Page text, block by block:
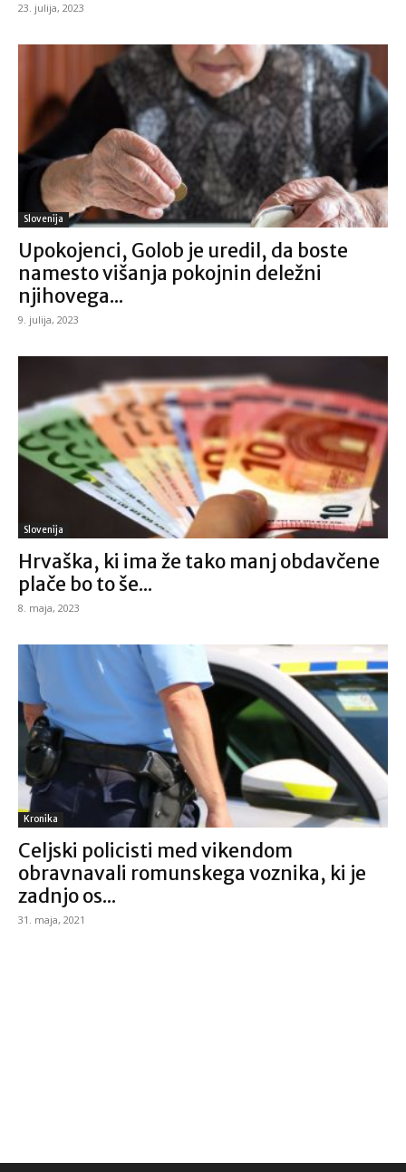
23. julija, 2023
Slovenija
Upokojenci, Golob je uredil, da boste
namesto višanja pokojnin deležni
njihovega...
9. julija, 2023
Slovenija
Hrvaška, ki ima že tako manj obdavčene
plače bo to še...
8. maja, 2023
Kronika
Celjski policisti med vikendom
obravnavali romunskega voznika, ki je
zadnjo os...
31. maja, 2021